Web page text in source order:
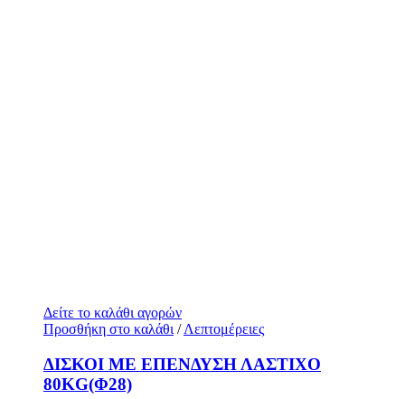
Δείτε το καλάθι αγορών
Προσθήκη στο καλάθι / Λεπτομέρειες
ΔΙΣΚΟΙ ΜΕ ΕΠΕΝΔΥΣΗ ΛΑΣΤΙΧΟ
80KG(Φ28)